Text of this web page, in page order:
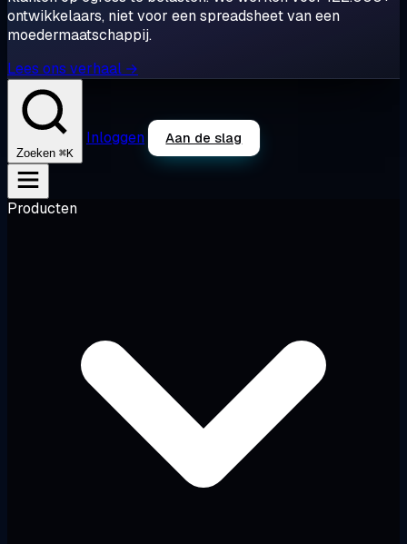
ontwikkelaars, niet voor een spreadsheet van een
moedermaatschappij.
Lees ons verhaal →
Zoeken ⌘K
Inloggen Aan de slag
Producten